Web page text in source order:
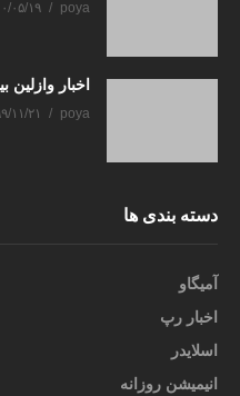
poya ۱۴۰۰/
اخبار
poya ۱۳۹۹/
دسته بندی ها
آمیگاو
اخبار رپ
اسلایدر
انیمیشن روزانه